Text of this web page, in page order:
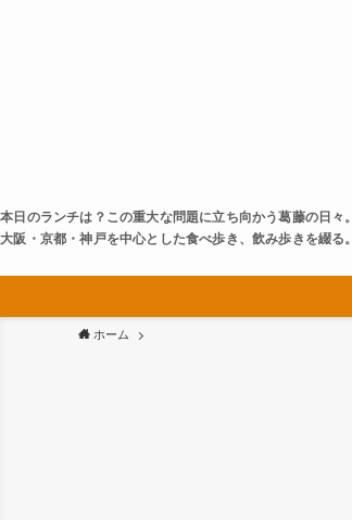
本日のランチは？この重大な問題に立ち向かう葛藤の日々。
大阪・京都・神戸を中心とした食べ歩き、飲み歩きを綴る。
ホーム